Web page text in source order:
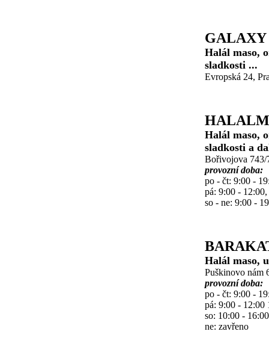
GALAXY
Halál maso,
sladkosti ...
Evropská 24,
Halál maso,
sladkosti a
Bořivojova 743/
provozní doba:
po - čt: 9:00 -
pá: 9:00 -
so - ne: 9:00 -
Halál maso,
Puškinovo nám
provozní doba:
po - čt: 9:00 -
pá: 9:00 - 12:00
so: 10:00 - 16:00
ne: zavřeno